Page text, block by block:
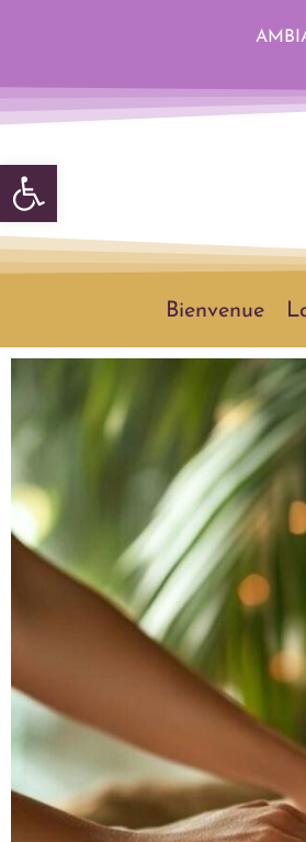
Ouvrir la barre
Bienvenue